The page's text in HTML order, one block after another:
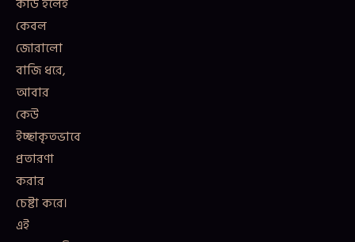
কার্ড হলেই
কেবল
জোরালো
বাজি ধরে,
আবার
কেউ
ইচ্ছাকৃতভাবে
প্রতারণা
করার
চেষ্টা করে।
এই